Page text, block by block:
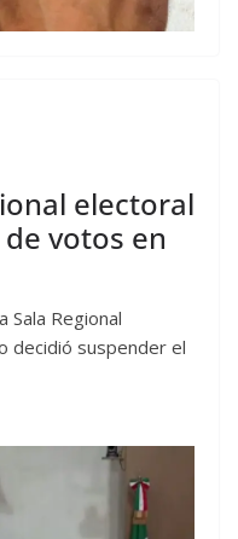
electoral
votos en
Sala Regional
decidió suspender el